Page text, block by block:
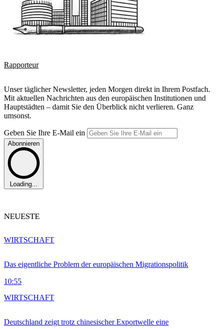
Rapporteur
Unser täglicher Newsletter, jeden Morgen direkt in Ihrem Postfach.
Mit aktuellen Nachrichten aus den europäischen Institutionen und
Hauptstädten – damit Sie den Überblick nicht verlieren. Ganz
umsonst.
Geben Sie Ihre E-Mail ein
Abonnieren
Loading...
NEUESTE
Das eigentliche Problem der europäischen Migrationspolitik
10:55
WIRTSCHAFT
Deutschland zeigt trotz chinesischer Exportwelle eine
WIRTSCHAFT